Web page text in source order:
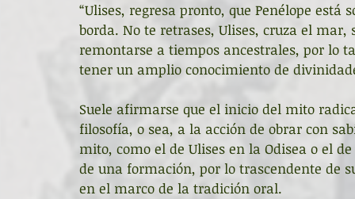
“Ulises, regresa pronto, que Penélope
borda. No te retrases, Ulises, cruza el
remontarse a tiempos ancestrales, por lo
tener un amplio conocimiento de
Suele afirmarse que el inicio del mito
filosofía, o sea, a la acción de obrar con
mito, como el de Ulises en la Odisea o el
de una formación, por lo trascendente de
en el marco de la tradición oral.